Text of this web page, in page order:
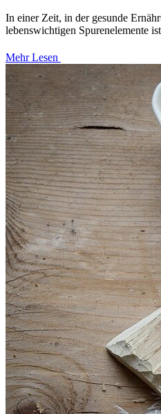
In einer Zeit, in der gesunde
lebenswichtigen Spurenelemente
Mehr Lesen